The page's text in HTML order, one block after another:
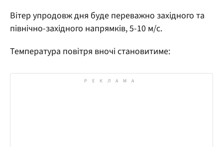
Вітер упродовж дня буде переважно західного та
північно-західного напрямків, 5-10 м/с.
Температура повітря вночі становитиме: